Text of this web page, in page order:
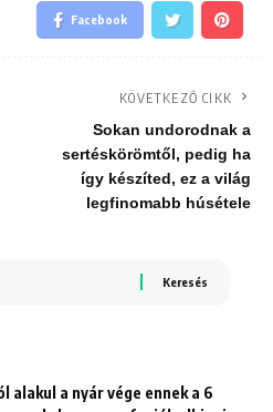
Facebook
KÖVETKEZŐ CIKK
Sokan undorodnak a
sertéskörömtől, pedig ha
így készíted, ez a világ
legfinomabb húsétele
alakul a nyár vége ennek a 6